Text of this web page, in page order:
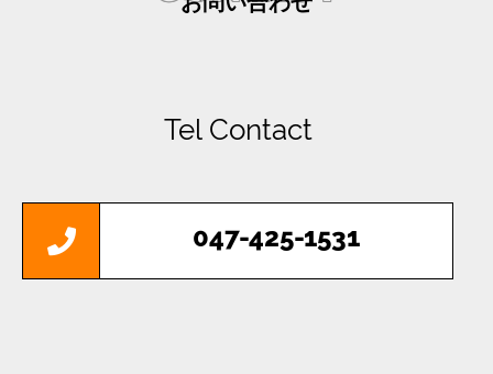
Tel Contact
047-425-1531